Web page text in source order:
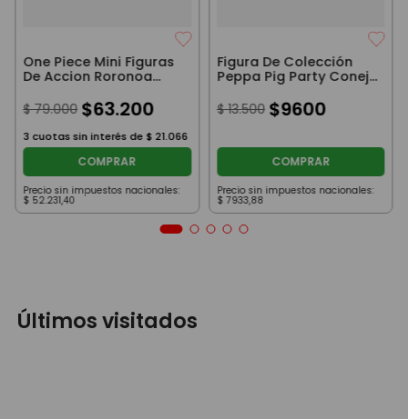
One Piece Mini Figuras
De Accion Roronoa
$ 79.000 $63.200
3 cuotas sin interés de $ 21.066
COMPRAR
Precio sin impuestos nacionales:
$ 52.231,40
Figura De Colección
Peppa Pig Party Conejo
Con Remera Verde
8Cm
$ 13.500 $9600
COMPRAR
Precio sin impuestos nacionales:
$ 7933,88
Últimos visitados